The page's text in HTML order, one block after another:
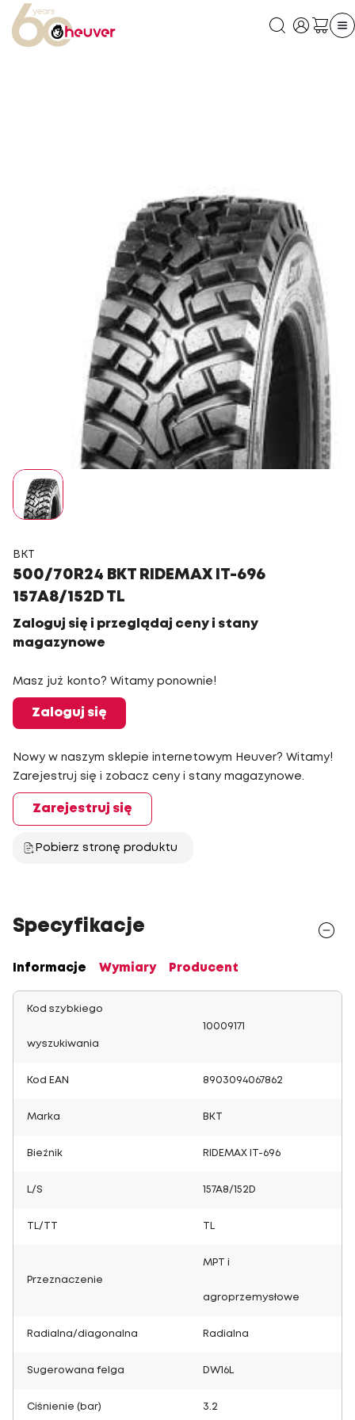
BKT
500/70R24 BKT RIDEMAX IT-696
157A8/152D TL
Zaloguj się i przeglądaj ceny i stany
magazynowe
Masz już konto? Witamy ponownie!
Zaloguj się
Nowy w naszym sklepie internetowym Heuver? Witamy!
Zarejestruj się i zobacz ceny i stany magazynowe.
Zarejestruj się
Pobierz stronę produktu
Specyfikacje
Informacje Wymiary Producent
Kod szybkiego
wyszukiwania
10009171
Kod EAN 8903094067862
Marka BKT
Bieżnik RIDEMAX IT-696
L/S 157A8/152D
TL/TT
Przeznaczenie
MPT i
agroprzemysłowe
Radialna/diagonalna Radialna
Sugerowana felga DW16L
Ciśnienie (bar) 3.2